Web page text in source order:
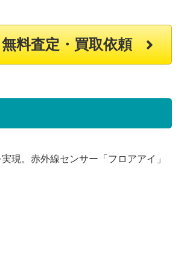
無料査定・買取依頼
現。赤外線センサー「フロアアイ」